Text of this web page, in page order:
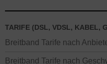
TARIFE (DSL, VDSL, KABEL,
Breitband Tarife nach
Breitband Tarife nach